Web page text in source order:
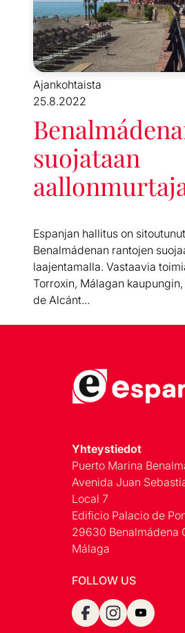
Ajankohtaista
25.8.2022
suojataan
Espanjan hallitus on
Benalmádenan rantojen
laajentamalla. Vastaavia
Torroxin, Málagan
de Alcánt...
Yhteystiedot
Puerto Marina
Avenida Juan
Local 7
Edificio Palacio de
29630 Benalmádena
Málaga
FOLLOW US